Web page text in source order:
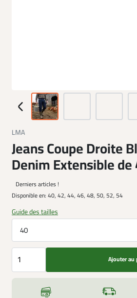
LMA
Jeans Coupe Droite
Denim Extensible de
Derniers articles !
Disponible en: 40, 42, 44, 46, 48, 50, 52, 54
Guide des tailles
40
Ajouter au